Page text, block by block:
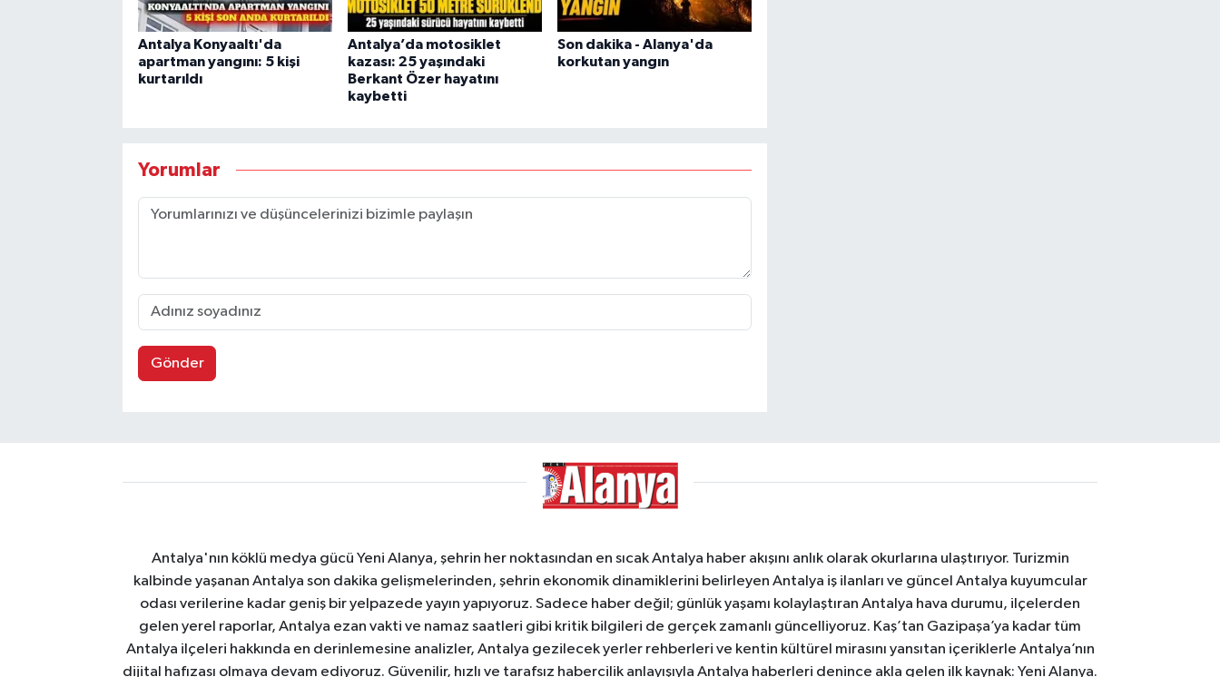
Antalya Konyaaltı'da
apartman yangını: 5 kişi
kurtarıldı
Antalya’da motosiklet
kazası: 25 yaşındaki
Berkant Özer hayatını
kaybetti
Son dakika - Alanya'da
korkutan yangın
Yorumlar
Gönder
Antalya'nın köklü medya gücü Yeni Alanya, şehrin her noktasından en sıcak Antalya haber akışını anlık olarak okurlarına ulaştırıyor. Turizmin
kalbinde yaşanan Antalya son dakika gelişmelerinden, şehrin ekonomik dinamiklerini belirleyen Antalya iş ilanları ve güncel Antalya kuyumcular
odası verilerine kadar geniş bir yelpazede yayın yapıyoruz. Sadece haber değil; günlük yaşamı kolaylaştıran Antalya hava durumu, ilçelerden
gelen yerel raporlar, Antalya ezan vakti ve namaz saatleri gibi kritik bilgileri de gerçek zamanlı güncelliyoruz. Kaş’tan Gazipaşa’ya kadar tüm
Antalya ilçeleri hakkında en derinlemesine analizler, Antalya gezilecek yerler rehberleri ve kentin kültürel mirasını yansıtan içeriklerle Antalya’nın
dijital hafızası olmaya devam ediyoruz. Güvenilir, hızlı ve tarafsız habercilik anlayışıyla Antalya haberleri denince akla gelen ilk kaynak: Yeni Alanya.